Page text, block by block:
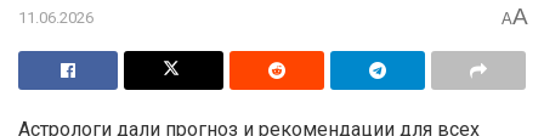
11.06.2026 AA
Астрологи дали прогноз и рекомендации для всех